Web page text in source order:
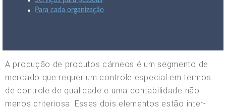
Para cada organização
A produção de produtos cárneos é um segmento de
mercado que requer um controle especial em termos
de controle de qualidade e uma contabilidade não
menos criteriosa. Esses dois elementos estão inter-